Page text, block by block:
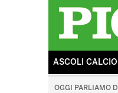
ASCOLI CALCIO
OGGI PARLIAMO DI